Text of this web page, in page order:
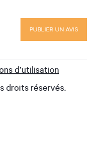
PUBLIER UN AVIS
d’utilisation
droits réservés.